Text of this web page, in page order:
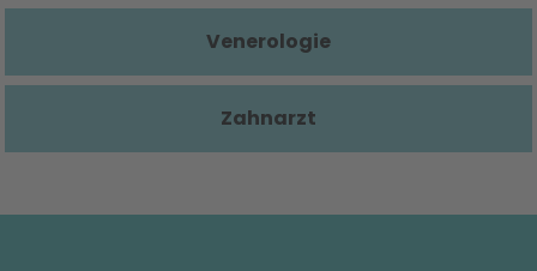
Venerologie
Zahnarzt